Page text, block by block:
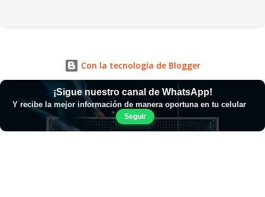
Con la tecnología de Blogger
¡Sigue nuestro canal de WhatsApp!
Y recibe la mejor información de manera oportuna en tu celular
Seguir